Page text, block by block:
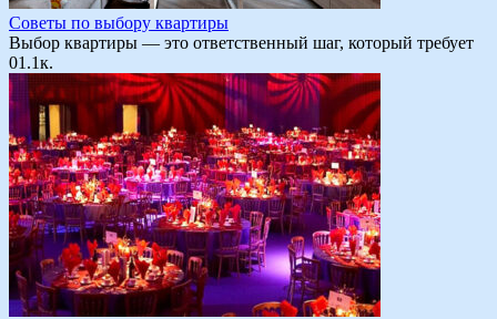
Советы по выбору квартиры
Выбор квартиры — это ответственный шаг, который требует
01.1к.